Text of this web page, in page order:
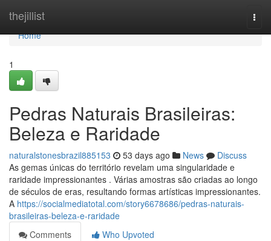
thejillist
Home
Home
1
Pedras Naturais Brasileiras:
Beleza e Raridade
naturalstonesbrazil885153 53 days ago News
Discuss
As gemas únicas do território revelam uma singularidade e
raridade impressionantes . Várias amostras são criadas ao longo
de séculos de eras, resultando formas artísticas impressionantes.
A https://socialmediatotal.com/story6678686/pedras-naturais-
brasileiras-beleza-e-raridade
Comments
Who Upvoted